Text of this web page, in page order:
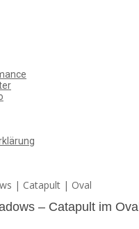
– Catapult im Oval